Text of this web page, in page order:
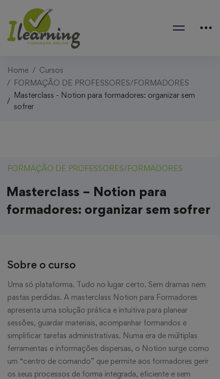
Home
Cursos
FORMAÇÃO DE PROFESSORES/FORMADORES
Masterclass - Notion para formadores: organizar sem
sofrer
FORMAÇÃO DE PROFESSORES/FORMADORES
Masterclass – Notion para
formadores: organizar sem sofrer
Sobre o curso
Uma só plataforma. Tudo no lugar certo. Sem dramas nem
pastas perdidas. A masterclass Notion para Formadores
apresenta uma solução prática e intuitiva para planear
sessões, guardar materiais, acompanhar formandos e
simplificar tarefas administrativas. Numa era de múltiplas
ferramentas e informações dispersas, o Notion surge como
um “centro de comando” que permite aos formadores gerir
os seus processos de forma integrada, eficiente e sem